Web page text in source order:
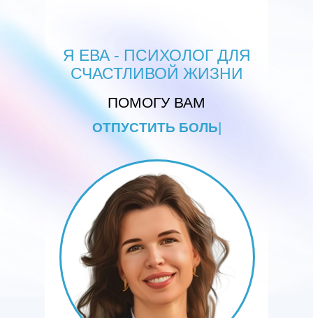
Я ЕВА - ПСИХОЛОГ ДЛЯ
СЧАСТЛИВОЙ ЖИЗНИ
ОТПУСТИТЬ БОЛЬ
ПОМОГУ ВАМ